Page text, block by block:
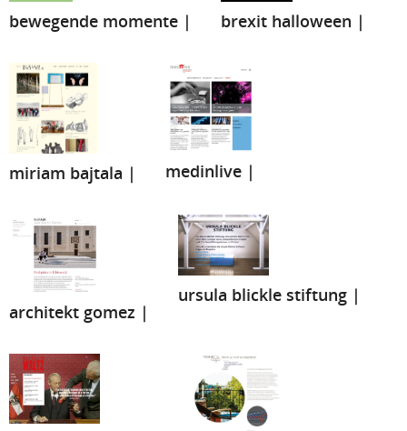
bewegende momente | brexit halloween |
miriam bajtala | medinlive |
architekt gomez |
ursula blickle stiftung |